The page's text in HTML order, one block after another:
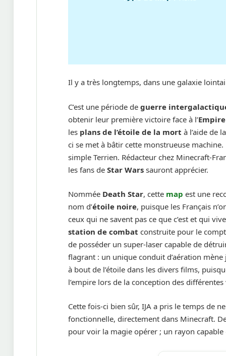
Il y a très longtemps, dans une galaxie
C’est une période deguerre
obtenir leur première victoire face à l’
les plans de l’étoile de la mort à l’aide de
ci se met à bâtir cette monstrueuse
simple Terrien. Rédacteur chez Minecraft-
les fans deStar Wars sauront apprécier.
Nommée Death Star, cette map est une
nom d’étoile noire, puisque les Français
ceux qui ne savent pas ce que c’est et qui
station de combat construite pour le
de posséder un super-laser capable de
flagrant : un unique conduit d’aération
à bout de l’étoile dans les divers films,
l’empire lors de la conception des
Cette fois-ci bien sûr, IJA a pris le temps de
fonctionnelle, directement dans Minecraft.
pour voir la magie opérer ; un rayon